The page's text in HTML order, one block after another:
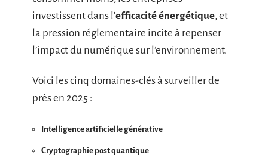
investissent dans l’efficacité énergétique, et
la pression réglementaire incite à repenser
l’impact du numérique sur l’environnement.
Voici les cinq domaines-clés à surveiller de
près en 2025 :
Intelligence artificielle générative
Cryptographie post quantique